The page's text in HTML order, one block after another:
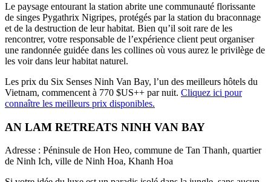
Le paysage entourant la station abrite une communauté florissante
de singes Pygathrix Nigripes, protégés par la station du braconnage
et de la destruction de leur habitat. Bien qu’il soit rare de les
rencontrer, votre responsable de l’expérience client peut organiser
une randonnée guidée dans les collines où vous aurez le privilège de
les voir dans leur habitat naturel.
Les prix du Six Senses Ninh Van Bay, l’un des meilleurs hôtels du
Vietnam, commencent à 770 $US++ par nuit. Cliquez ici pour
connaître les meilleurs prix disponibles.
AN LAM RETREATS NINH VAN BAY
Adresse : Péninsule de Hon Heo, commune de Tan Thanh, quartier
de Ninh Ich, ville de Ninh Hoa, Khanh Hoa